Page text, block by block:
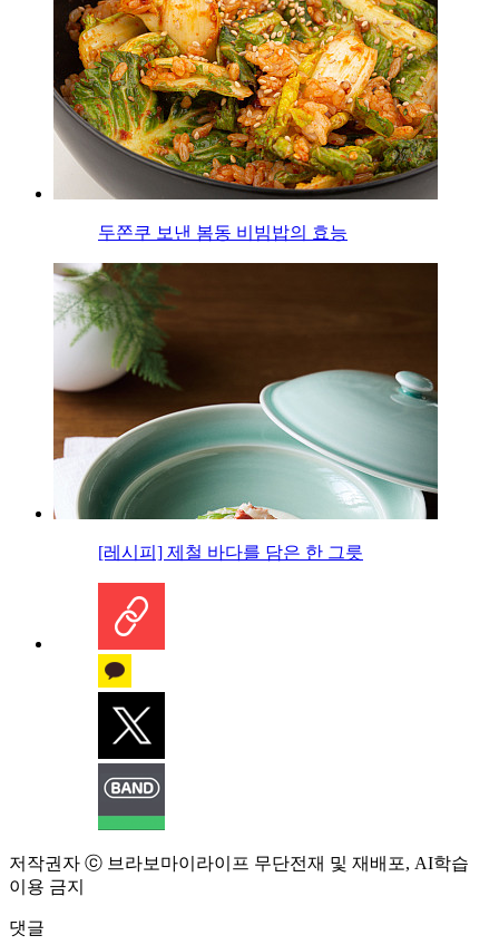
두쫀쿠 보낸 봄동 비빔밥의 효능
[레시피] 제철 바다를 담은 한 그릇
저작권자 ⓒ 브라보마이라이프 무단전재 및 재배포, AI학습
이용 금지
댓글